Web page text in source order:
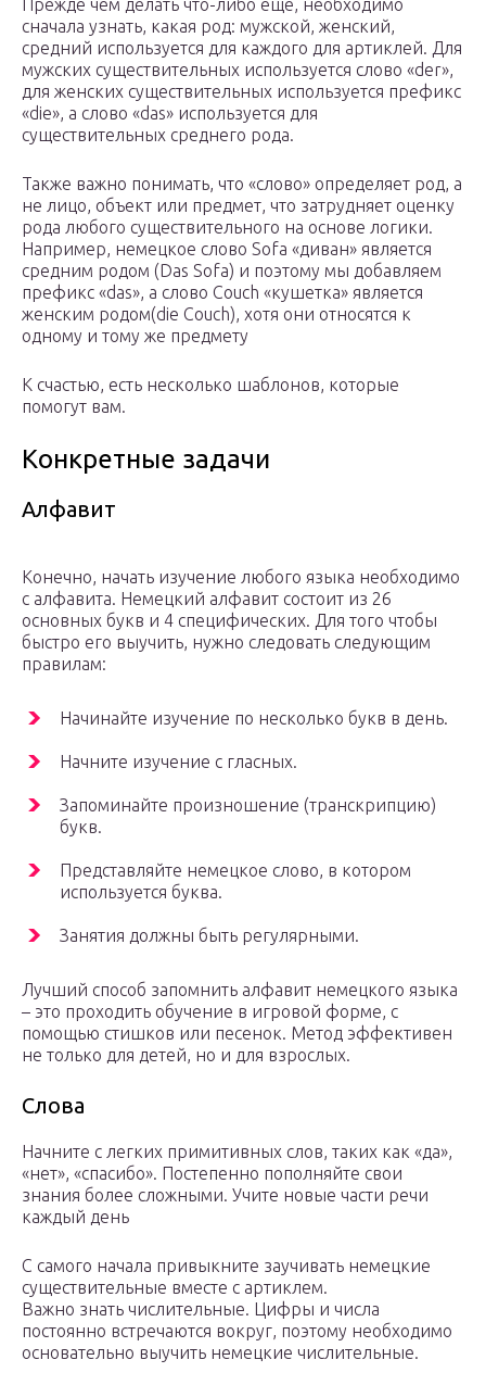
Прежде чем делать что-либо еще, необходимо
сначала узнать, какая род: мужской, женский,
средний используется для каждого для артиклей. Для
мужских существительных используется слово «der»,
для женских существительных используется префикс
«die», а слово «das» используется для
существительных среднего рода.
Также важно понимать, что «слово» определяет род, а
не лицо, объект или предмет, что затрудняет оценку
рода любого существительного на основе логики.
Например, немецкое слово Sofa «диван» является
средним родом (Das Sofa) и поэтому мы добавляем
префикс «das», а слово Couch «кушетка» является
женским родом(die Couch), хотя они относятся к
одному и тому же предмету
К счастью, есть несколько шаблонов, которые
помогут вам.
Конкретные задачи
Алфавит
Конечно, начать изучение любого языка необходимо
с алфавита. Немецкий алфавит состоит из 26
основных букв и 4 специфических. Для того чтобы
быстро его выучить, нужно следовать следующим
правилам:
Начинайте изучение по несколько букв в день.
Начните изучение с гласных.
Запоминайте произношение (транскрипцию)
букв.
Представляйте немецкое слово, в котором
используется буква.
Занятия должны быть регулярными.
Лучший способ запомнить алфавит немецкого языка
– это проходить обучение в игровой форме, с
помощью стишков или песенок. Метод эффективен
не только для детей, но и для взрослых.
Слова
Начните с легких примитивных слов, таких как «да»,
«нет», «спасибо». Постепенно пополняйте свои
знания более сложными. Учите новые части речи
каждый день
С самого начала привыкните заучивать немецкие
существительные вместе с артиклем.
Важно знать числительные. Цифры и числа
постоянно встречаются вокруг, поэтому необходимо
основательно выучить немецкие числительные.